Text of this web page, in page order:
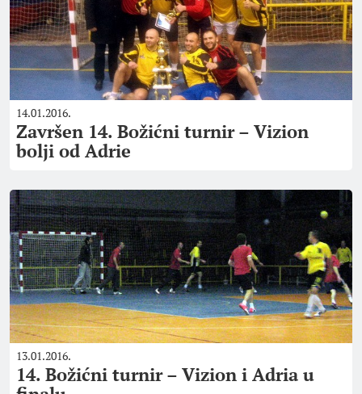
14.01.2016.
Završen 14. Božićni turnir – Vizion
bolji od Adrie
13.01.2016.
14. Božićni turnir – Vizion i Adria u